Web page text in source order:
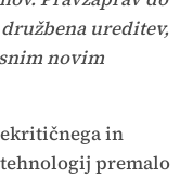
ureditev,
novim
in
premalo